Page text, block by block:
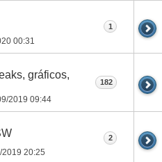
00:31
1
gráficos,
2019 09:44
182
2019 20:25
2